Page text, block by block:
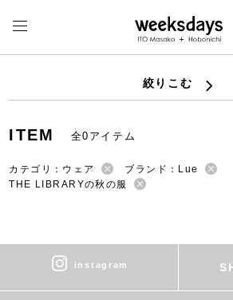
絞りこむ
ITEM 全0アイテム
カテゴリ：ウェア
ブランド：Lue
THE LIBRARYの秋の服
instagram